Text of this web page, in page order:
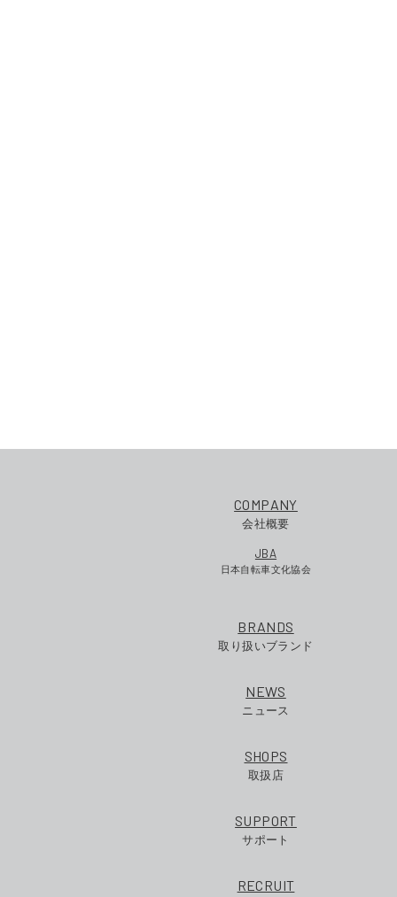
COMPANY
会社概要
JBA
日本自転車文化協会
BRANDS
取り扱いブランド
NEWS
ニュース
SHOPS
取扱店
SUPPORT
サポート
RECRUIT